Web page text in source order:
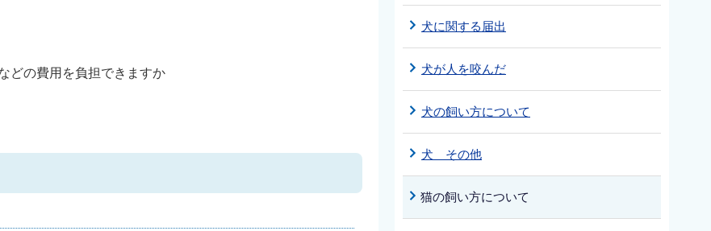
どの費用を負担できますか
犬に関する届出
犬が人を咬んだ
犬の飼い方について
犬 その他
猫の飼い方について